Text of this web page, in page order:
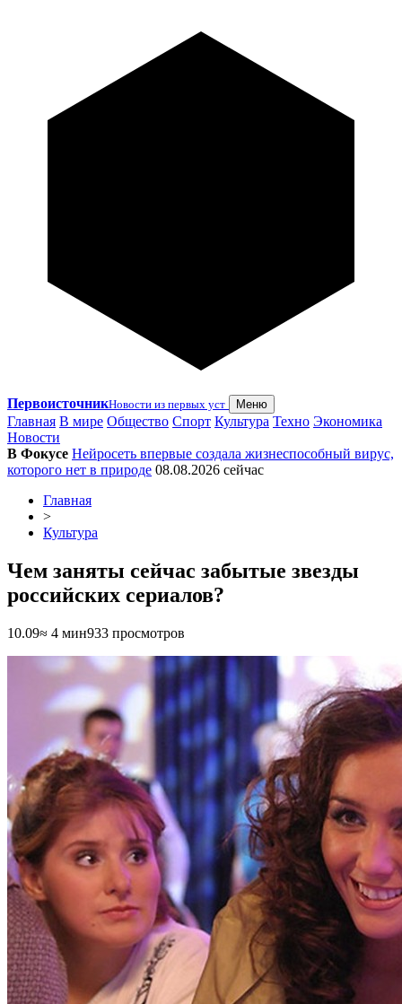
ПервоисточникНовости из первых уст Меню
Главная В мире Общество Спорт Культура Техно Экономика
Новости
В Фокусе Нейросеть впервые создала жизнеспособный вирус,
которого нет в природе 08.08.2026 сейчас
Главная
>
Культура
Чем заняты сейчас забытые звезды
российских сериалов?
10.09≈ 4 мин933 просмотров